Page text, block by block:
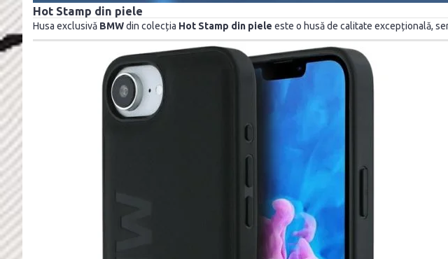
Hot Stamp din piele
Husa exclusivă BMWdin colecția Hot Stamp din piele este o husă de calitate excepțională,